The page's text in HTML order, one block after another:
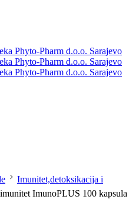
Imunitet,detoksikacija i
ImunoPLUS 100 kapsula